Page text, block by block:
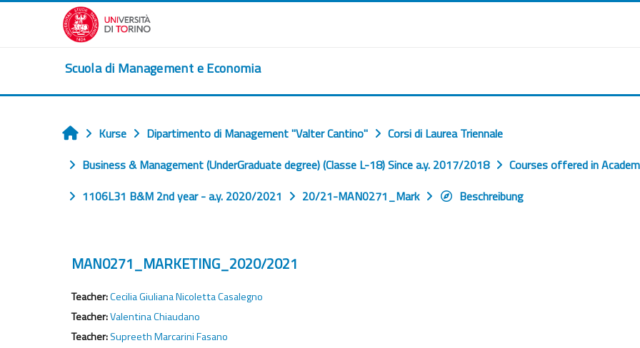
Zum Hauptinhalt
Scuola di Management e Economia
Startseite
Kurse Dipartimento di Management "Valter Cantino"
Corsi di Laurea Triennale
Business & Management (UnderGraduate degree) (Classe L-18) Since a.y. 2017/2018
Courses offered in
1106L31 B&M 2nd year - a.y. 2020/2021
20/21-MAN0271_Mark Beschreibung
MAN0271_MARKETING_2020/2021
Teacher:Cecilia Giuliana Nicoletta Casalegno
Teacher:Valentina Chiaudano
Teacher:Supreeth Marcarini Fasano